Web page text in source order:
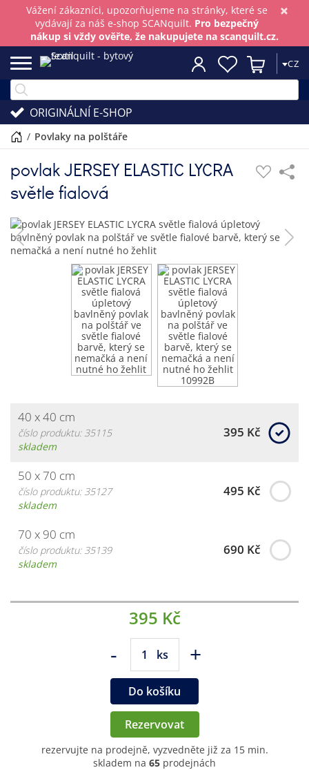
×
Vážení zákazníci, upozorňujeme na stránky, které se
vydávají za náš e-shop SCANquilt. Pro bezpečný
nákup si vždy ověřte, že nakupujete na scanquilt.cz.
CZ
ORIGINÁLNÍ E-SHOP
/ povlaky na polštáře
povlak JERSEY ELASTIC LYCRA
světle fialová
40 x 40 cm
číslo produktu: 35115
skladem
395 Kč
50 x 70 cm
číslo produktu: 35127
skladem
495 Kč
70 x 90 cm
číslo produktu: 35139
skladem
690 Kč
395 Kč
- ks +
Do košíku
Rezervovat
rezervujte na prodejně, vyzvedněte již za 15 min.
skladem na 65 prodejnách